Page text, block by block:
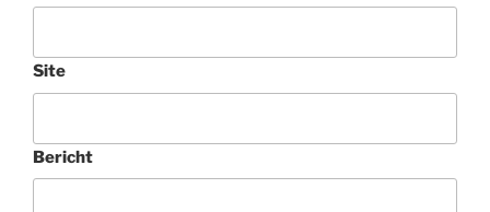
Site
Bericht